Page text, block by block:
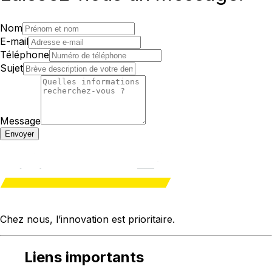
Nom
E-mail
Téléphone
Sujet
Message
Envoyer
Chez nous, l’innovation est prioritaire.
Liens importants